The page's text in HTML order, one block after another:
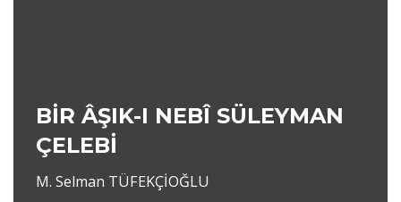
BİR ÂŞIK-I NEBÎ SÜLEYMAN
ÇELEBİ
M. Selman TÜFEKÇİOĞLU